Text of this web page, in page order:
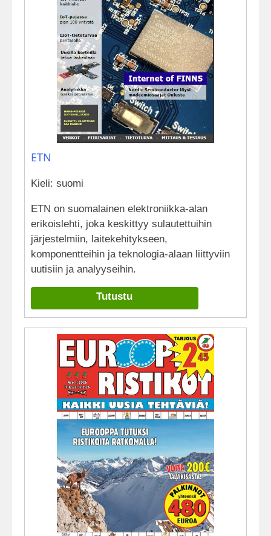
ETN
Kieli: suomi
ETN on suomalainen elektroniikka-alan
erikoislehti, joka keskittyy sulautettuihin
järjestelmiin, laitekehitykseen,
komponentteihin ja teknologia-alaan liittyviin
uutisiin ja analyyseihin.
Tutustu